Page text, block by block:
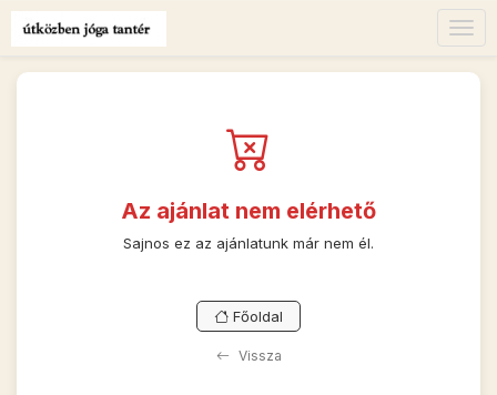
Az ajánlat nem elérhető
Sajnos ez az ajánlatunk már nem él.
Főoldal
Vissza